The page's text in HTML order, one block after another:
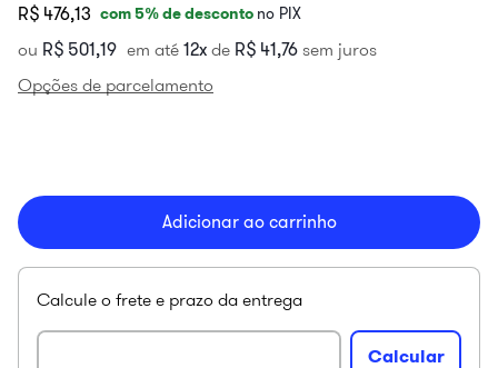
R$ 476,13 com5% de desconto no PIX
ou R$ 501,19 em até 12 de R$ 41,76sem juros
Opções de parcelamento
Adicionar ao carrinho